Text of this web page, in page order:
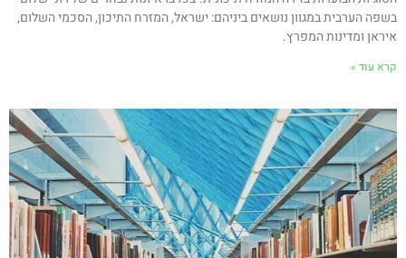
בשפה הערבית במגוון נושאים ביניהם: ישראל, המזרח התיכון, הסכמי השלום,
איראן ומדינות המפרץ.
קרא עוד »